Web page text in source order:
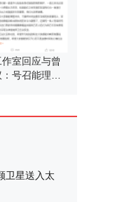
室回应与曾
号召能理智
卫星送入太